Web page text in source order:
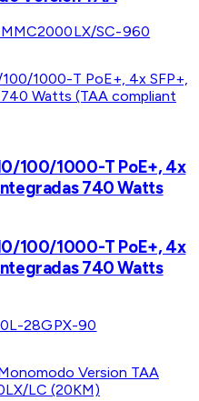
SC-960
100/1000-T PoE+, 4x
740 Watts
100/1000-T PoE+, 4x
740 Watts
28GPX-90